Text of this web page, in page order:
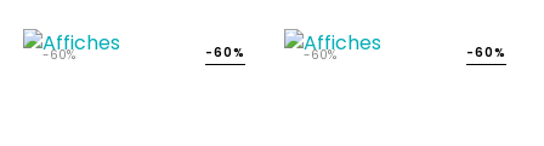
-60% -60% -60% -60%